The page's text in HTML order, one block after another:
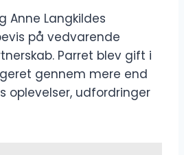
Anne Langkildes
på vedvarende
Parret blev gift i
gennem mere end
udfordringer